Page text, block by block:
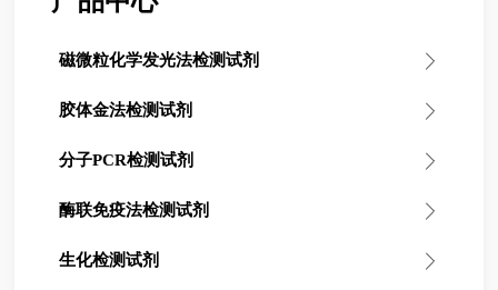
磁微粒化学发光法检测试剂
胶体金法检测试剂
分子PCR检测试剂
酶联免疫法检测试剂
生化检测试剂